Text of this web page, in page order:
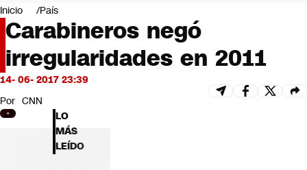
Negocios
Deportes
Programas completos
Cultura
Servicios
Bits
CNN Data
CNN tiempo
Futuro 360
Inicio País
Carabineros negó
irregularidades en 2011
14- 06- 2017 23:39
Por CNN
LO
MÁS
LEÍDO